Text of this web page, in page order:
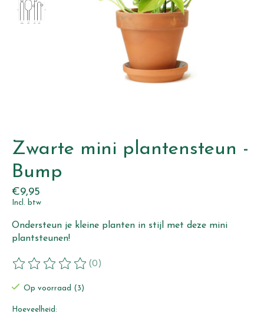
Zwarte mini plantensteun -
Bump
€9,95
Incl. btw
Ondersteun je kleine planten in stijl met deze mini
plantsteunen!
De beoordeling van dit product is
(0)
Op voorraad (3)
Hoeveelheid: